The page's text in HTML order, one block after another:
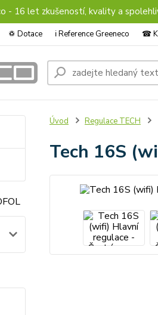
- 16 let zkušeností, kvality a
♽ Dotace ℹ︎ Reference Greeneco ☎︎
Úvod Regulace TECH
Tech 16S